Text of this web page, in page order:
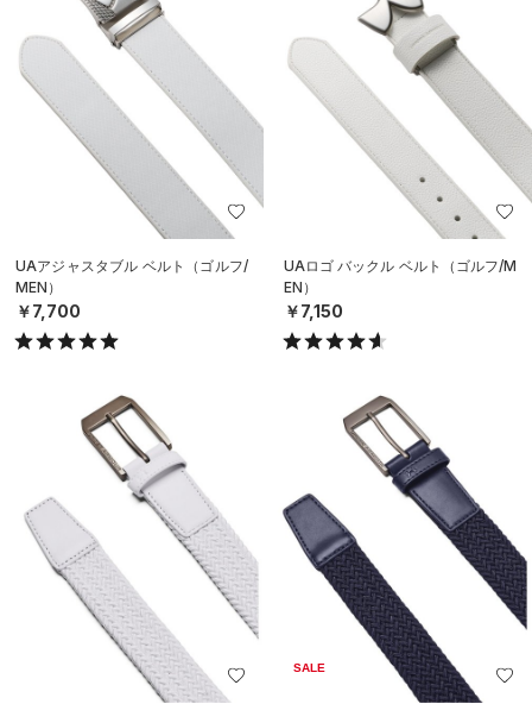
UAアジャスタブル ベルト（ゴルフ/
MEN）
￥7,700
UAロゴ バックル ベルト（ゴルフ/M
EN）
￥7,150
SALE